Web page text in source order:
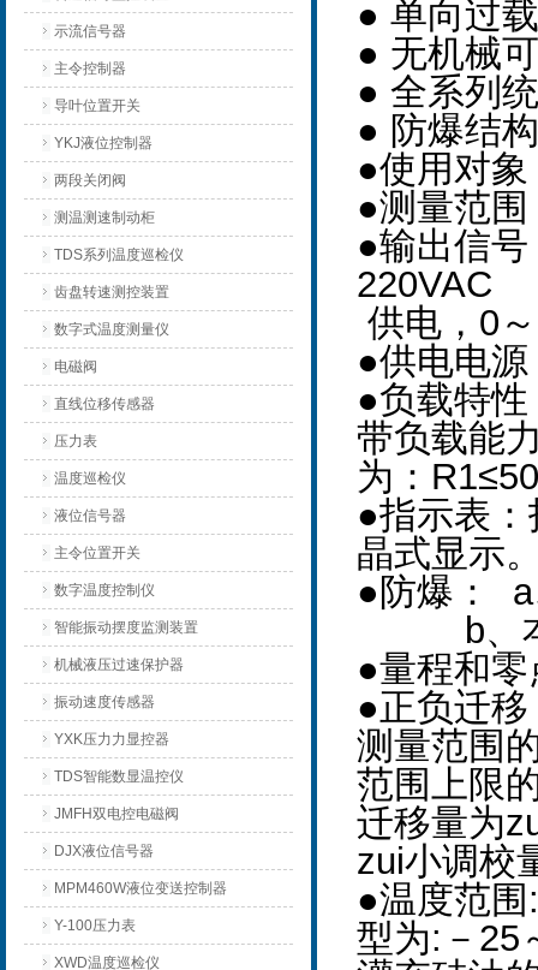
示流信号器
主令控制器
导叶位置开关
YKJ液位控制器
两段关闭阀
测温测速制动柜
TDS系列温度巡检仪
齿盘转速测控装置
数字式温度测量仪
电磁阀
直线位移传感器
压力表
温度巡检仪
液位信号器
主令位置开关
数字温度控制仪
智能振动摆度监测装置
机械液压过速保护器
振动速度传感器
YXK压力力显控器
TDS智能数显温控仪
JMFH双电控电磁阀
DJX液位信号器
MPM460W液位变送控制器
Y-100压力表
XWD温度巡检仪
● 单向过
● 无机械
● 全系列
● 防爆结
●使用对
●测量范
●输出信
220VAC
供电，0
●供电电
●负载特
带负载能
为：
●指示表
晶式显示
●防爆：
b、本
●量程和
●正负迁
测量范围
范围上限
迁移量为
zui小调校
●温度范
型为:－25